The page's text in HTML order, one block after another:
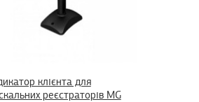
клієнта для
реєстраторів MG